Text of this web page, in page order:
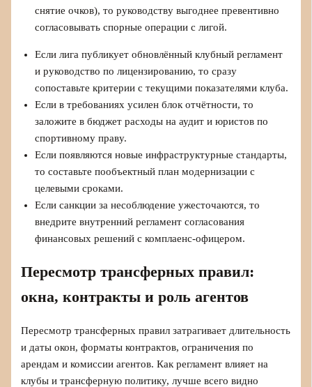
снятие очков), то руководству выгоднее превентивно
согласовывать спорные операции с лигой.
Если лига публикует обновлённый клубный регламент
и руководство по лицензированию, то сразу
сопоставьте критерии с текущими показателями клуба.
Если в требованиях усилен блок отчётности, то
заложите в бюджет расходы на аудит и юристов по
спортивному праву.
Если появляются новые инфраструктурные стандарты,
то составьте пообъектный план модернизации с
целевыми сроками.
Если санкции за несоблюдение ужесточаются, то
внедрите внутренний регламент согласования
финансовых решений с комплаенс‑офицером.
Пересмотр трансферных правил:
окна, контракты и роль агентов
Пересмотр трансферных правил затрагивает длительность
и даты окон, форматы контрактов, ограничения по
арендам и комиссии агентов. Как регламент влияет на
клубы и трансферную политику, лучше всего видно